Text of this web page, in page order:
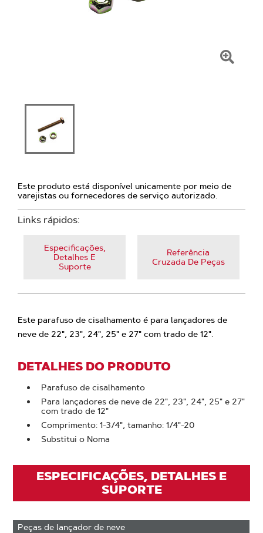
Este produto está disponível unicamente por meio de
varejistas ou fornecedores de serviço autorizado.
Links rápidos:
Especificações,
Detalhes E
Suporte
Referência
Cruzada De Peças
Este parafuso de cisalhamento é para lançadores de
neve de 22", 23", 24", 25" e 27" com trado de 12".
DETALHES DO PRODUTO
Parafuso de cisalhamento
Para lançadores de neve de 22", 23", 24", 25" e 27"
com trado de 12"
Comprimento: 1-3/4", tamanho: 1/4"-20
Substitui o Noma
ESPECIFICAÇÕES, DETALHES E
SUPORTE
Peças de lançador de neve